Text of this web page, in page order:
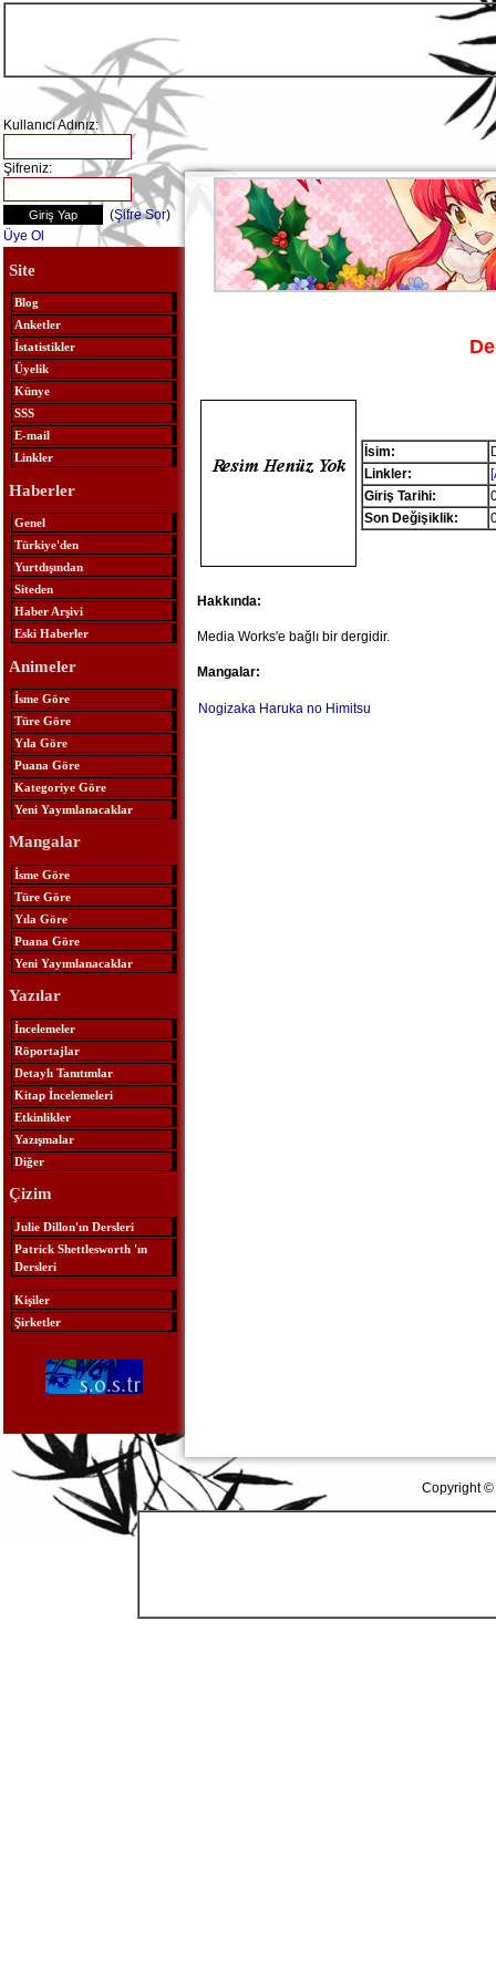
Kullanıcı Adınız:
Şifreniz:
(Şifre Sor)
Üye Ol
Site
Blog
Anketler
İstatistikler
Üyelik
Künye
SSS
E-mail
Linkler
Haberler
Genel
Türkiye'den
Yurtdışından
Siteden
Haber Arşivi
Eski Haberler
Animeler
İsme Göre
Türe Göre
Yıla Göre
Puana Göre
Kategoriye Göre
Yeni Yayımlanacaklar
Mangalar
İsme Göre
Türe Göre
Yıla Göre
Puana Göre
Yeni Yayımlanacaklar
Yazılar
İncelemeler
Röportajlar
Detaylı Tanıtımlar
Kitap İncelemeleri
Etkinlikler
Yazışmalar
Diğer
Çizim
Julie Dillon'ın Dersleri
Patrick Shettlesworth 'ın
Dersleri
Kişiler
Şirketler
İsim:
Linkler:
Giriş Tarihi:
Son Değişiklik:
Hakkında:
Media Works'e bağlı bir dergidir.
Mangalar:
Nogizaka Haruka no Himitsu
Copyright ©